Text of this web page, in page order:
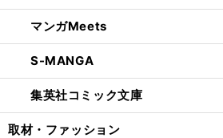
マンガMeets
S-MANGA
集英社コミック文庫
取材・ファッション